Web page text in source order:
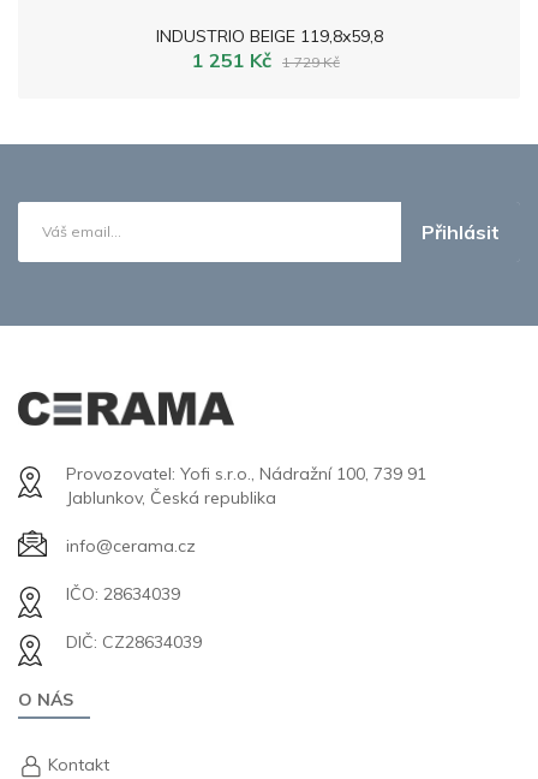
INDUSTRIO BEIGE 119,8x59,8
1 251 Kč 1 729 Kč
Přihlásit
Provozovatel: Yofi s.r.o., Nádražní 100, 739 91
Jablunkov, Česká republika
info@cerama.cz
IČO: 28634039
DIČ: CZ28634039
O NÁS
Kontakt